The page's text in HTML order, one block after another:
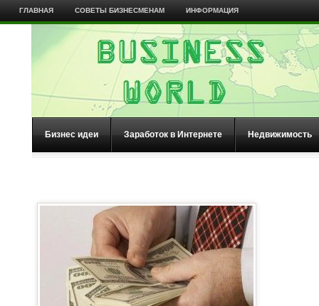
ГЛАВНАЯ СОВЕТЫ БИЗНЕСМЕНАМ ИНФОРМАЦИЯ
Бизнес идеи Заработок в Интернете Недвижимость